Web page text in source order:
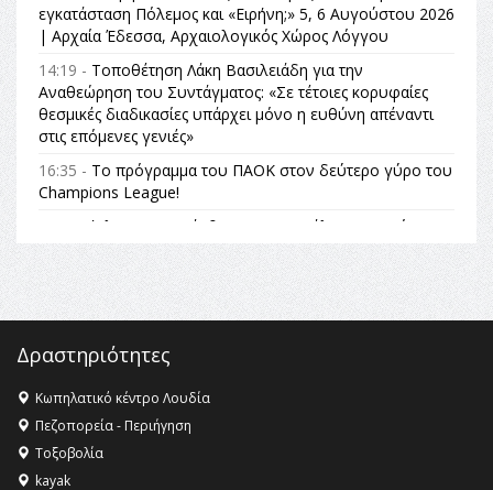
εγκατάσταση Πόλεμος και «Ειρήνη;» 5, 6 Αυγούστου 2026
| Αρχαία Έδεσσα, Αρχαιολογικός Χώρος Λόγγου
14:19 - Τοποθέτηση Λάκη Βασιλειάδη για την
Αναθεώρηση του Συντάγματος: «Σε τέτοιες κορυφαίες
θεσμικές διαδικασίες υπάρχει μόνο η ευθύνη απέναντι
στις επόμενες γενιές»
16:35 - Το πρόγραμμα του ΠΑΟΚ στον δεύτερο γύρο του
Champions League!
Όλυμπος: Εντάχθηκε στον Κατάλογο Παγκόσμιας
Κληρονομιάς της UNESCO – Ομόφωνη η απόφαση Ο
Όλυμπος αναγνωρίστηκε ως φυσικό και πολιτιστικό
αγαθό εξέχουσας οικουμενικής αξίας για την
ανθρωπότητα
16:18 -ΕΝΟΡΙΑΚΕΣ ΚΑΛΟΚΑΙΡΙΝΕΣ ΔΡΑΣΕΙΣ ΓΙΑ ΠΑΙΔΙΑ
ΣΤΗΝ ΕΔΕΣΣΑ
16:15 -Εργασίες συντήρησης οδοφωτισμού στην Ενωτική
Οδό Σίνδου από την Περιφέρεια Κεντρικής Μακεδονίας
11:36 -Λάκης Βασιλειάδης, Συνέντευξη PellaFm 103,3 για
το Μουσείο της Πέλλας, Λουτρά Πόζαρ και Χιονοδρομικό
Δραστηριότητες
Κωπηλατικό κέντρο Λουδία
Πεζοπορεία - Περιήγηση
Τοξοβολία
kayak